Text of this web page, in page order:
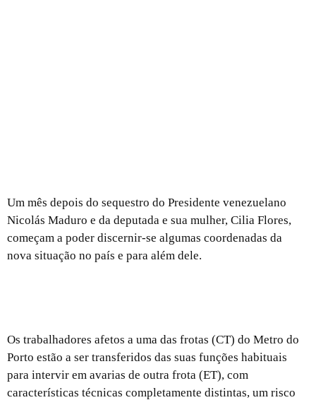
Um mês depois do sequestro do Presidente venezuelano
Nicolás Maduro e da deputada e sua mulher, Cilia Flores,
começam a poder discernir-se algumas coordenadas da
nova situação no país e para além dele.
Os trabalhadores afetos a uma das frotas (CT) do Metro do
Porto estão a ser transferidos das suas funções habituais
para intervir em avarias de outra frota (ET), com
características técnicas completamente distintas, um risco